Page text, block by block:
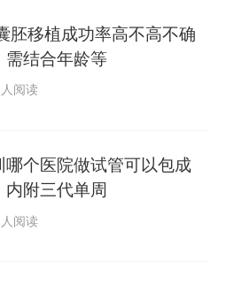
胚移植成功率高不高不确
需结合年龄等
阅读
哪个医院做试管可以包成
内附三代单周
阅读